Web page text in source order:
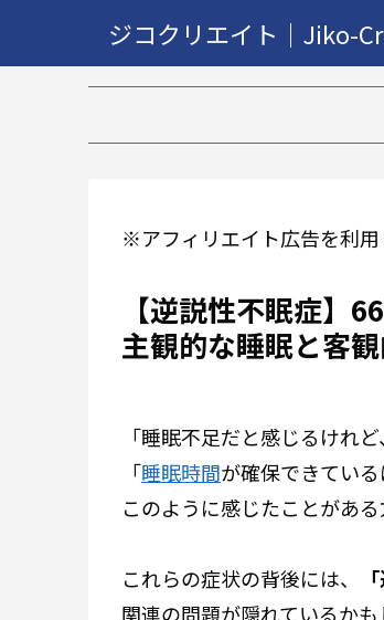
ジコクリエイト｜Jiko-
※アフィリエイト広告を利用
【逆説性不眠症】
主観的な睡眠と客
「睡眠不足だと感じるけれ
「睡眠時間が確保できてい
――このように感じたことがあ
これらの症状の背後には、
関連の問題が隠れているかも